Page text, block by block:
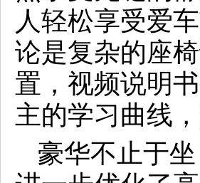
人轻松享受爱
论是复杂的座
置，视频说明
主的学习曲线
豪华不止于